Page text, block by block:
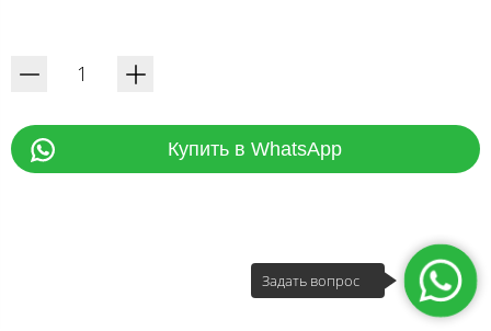
Купить в WhatsApp
Задать вопрос